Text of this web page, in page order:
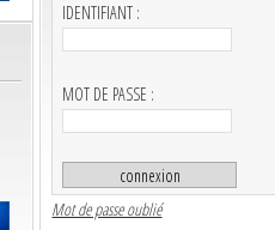
IDENTIFIANT :
MOT DE PASSE :
Mot de passe oublié